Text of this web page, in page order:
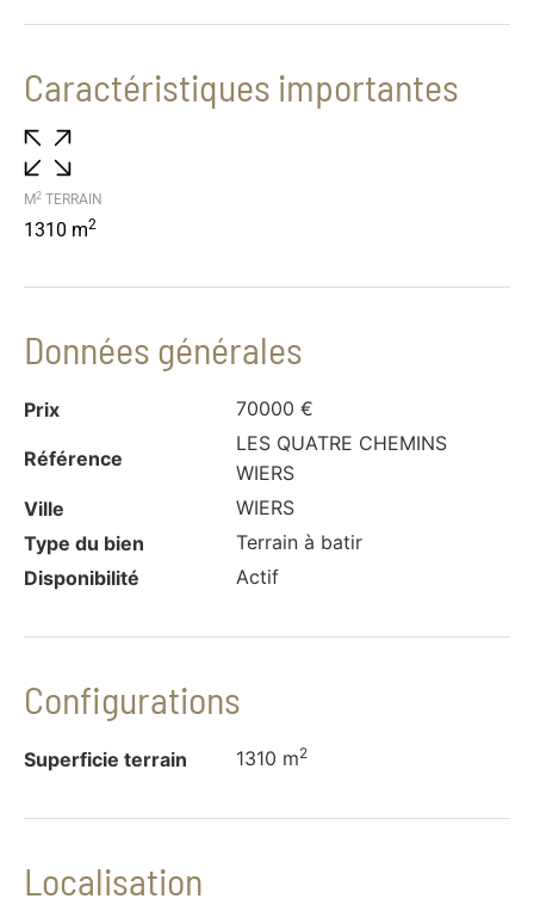
Caractéristiques importantes
M2 TERRAIN
1310 m2
Données générales
Prix 70000 €
Référence
LES QUATRE CHEMINS
WIERS
Ville
WIERS
Type du bien
Terrain à batir
Disponibilité
Actif
Configurations
Superficie terrain 1310 m2
Localisation